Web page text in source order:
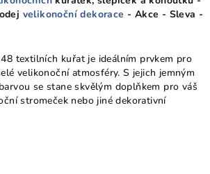
velikonoční dekorace - Akce - Sleva -
textilních kuřat je ideálním prvkem pro
velikonoční atmosféry. S jejich jemným
se stane skvělým doplňkem pro váš
stromeček nebo jiné dekorativní